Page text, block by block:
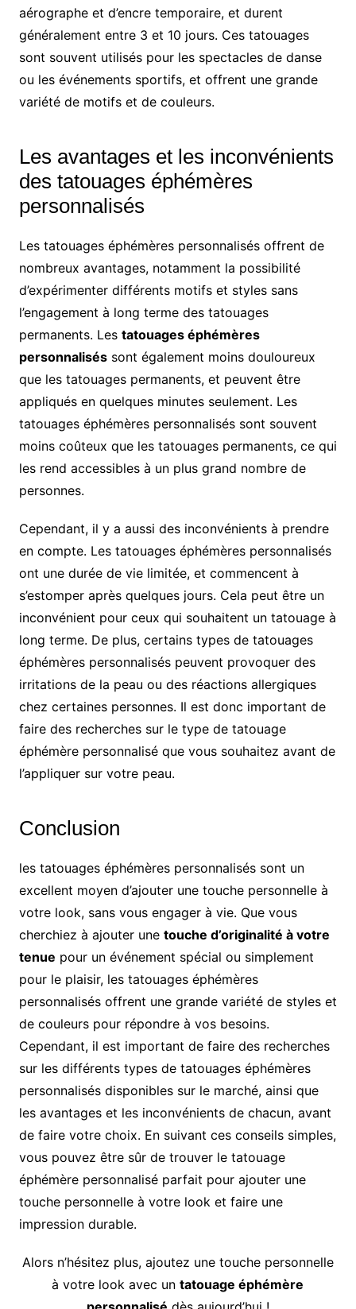
aérographe et d’encre temporaire, et durent
généralement entre 3 et 10 jours. Ces tatouages
sont souvent utilisés pour les spectacles de danse
ou les événements sportifs, et offrent une grande
variété de motifs et de couleurs.
Les avantages et les inconvénients
des tatouages éphémères
personnalisés
Les tatouages éphémères personnalisés offrent de
nombreux avantages, notamment la possibilité
d’expérimenter différents motifs et styles sans
l’engagement à long terme des tatouages
permanents. Les tatouages éphémères
personnaliséssont également moins douloureux
que les tatouages permanents, et peuvent être
appliqués en quelques minutes seulement. Les
tatouages éphémères personnalisés sont souvent
moins coûteux que les tatouages permanents, ce qui
les rend accessibles à un plus grand nombre de
personnes.
Cependant, il y a aussi des inconvénients à prendre
en compte. Les tatouages éphémères personnalisés
ont une durée de vie limitée, et commencent à
s’estomper après quelques jours. Cela peut être un
inconvénient pour ceux qui souhaitent un tatouage à
long terme. De plus, certains types de tatouages
éphémères personnalisés peuvent provoquer des
irritations de la peau ou des réactions allergiques
chez certaines personnes. Il est donc important de
faire des recherches sur le type de tatouage
éphémère personnalisé que vous souhaitez avant de
l’appliquer sur votre peau.
Conclusion
les tatouages éphémères personnalisés sont un
excellent moyen d’ajouter une touche personnelle à
votre look, sans vous engager à vie. Que vous
cherchiez à ajouter une touche d’originalité à votre
tenue pour un événement spécial ou simplement
pour le plaisir, les tatouages éphémères
personnalisés offrent une grande variété de styles et
de couleurs pour répondre à vos besoins.
Cependant, il est important de faire des recherches
sur les différents types de tatouages éphémères
personnalisés disponibles sur le marché, ainsi que
les avantages et les inconvénients de chacun, avant
de faire votre choix. En suivant ces conseils simples,
vous pouvez être sûr de trouver le tatouage
éphémère personnalisé parfait pour ajouter une
touche personnelle à votre look et faire une
impression durable.
Alors n’hésitez plus, ajoutez une touche personnelle
à votre look avec untatouage éphémère